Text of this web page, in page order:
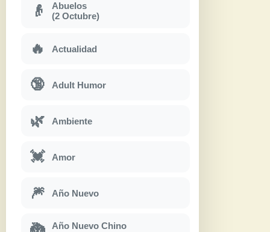
👴
Abuelos
(2 Octubre)
🔥 Actualidad
🔞 Adult Humor
🌿 Ambiente
💓 Amor
🎆 Año Nuevo
Año Nuevo Chino